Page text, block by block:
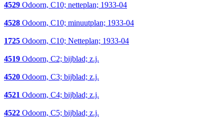
4529 Odoorn, C10; netteplan; 1933-04
4528 Odoorn, C10; minuutplan; 1933-04
1725 Odoorn, C10; Netteplan; 1933-04
4519 Odoorn, C2; bijblad; z.j.
4520 Odoorn, C3; bijblad; z.j.
4521 Odoorn, C4; bijblad; z.j.
4522 Odoorn, C5; bijblad; z.j.